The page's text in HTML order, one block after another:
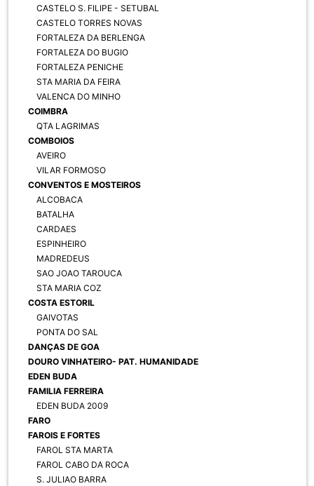
CASTELO S. FILIPE - SETUBAL
CASTELO TORRES NOVAS
FORTALEZA DA BERLENGA
FORTALEZA DO BUGIO
FORTALEZA PENICHE
STA MARIA DA FEIRA
VALENCA DO MINHO
COIMBRA
QTA LAGRIMAS
COMBOIOS
AVEIRO
VILAR FORMOSO
CONVENTOS E MOSTEIROS
ALCOBACA
BATALHA
CARDAES
ESPINHEIRO
MADREDEUS
SAO JOAO TAROUCA
STA MARIA COZ
COSTA ESTORIL
GAIVOTAS
PONTA DO SAL
DANÇAS DE GOA
DOURO VINHATEIRO- PAT. HUMANIDADE
EDEN BUDA
FAMILIA FERREIRA
EDEN BUDA 2009
FARO
FAROIS E FORTES
FAROL STA MARTA
FAROL CABO DA ROCA
S. JULIAO BARRA